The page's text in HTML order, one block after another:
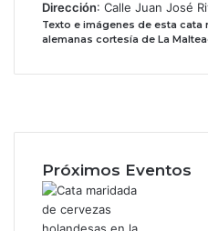
Dirección: Calle Juan José
Texto e imágenes de esta cata
alemanas cortesía de La
Próximos Eventos